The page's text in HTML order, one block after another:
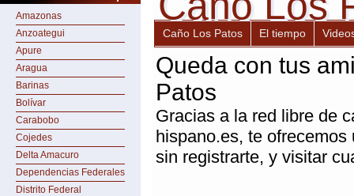
Amazonas
Anzoategui
Apure
Aragua
Barinas
Bolívar
Carabobo
Cojedes
Delta Amacuro
Dependencias Federales
Distrito Federal
Caño Los Patos El tiempo
Queda con tus
Patos
Gracias a la red libre de
hispano.es, te
sin registrarte, y visitar